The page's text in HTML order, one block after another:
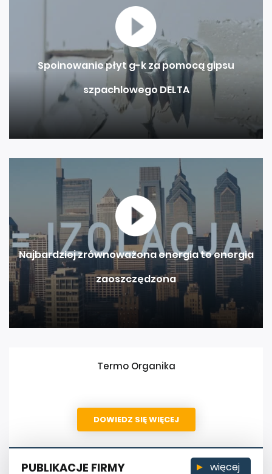
Spoinowanie płyt g-k za pomocą gipsu
szpachlowego DELTA
Najbardziej zrównoważona energia to energia
zaoszczędzona
Termo Organika
DOWIEDZ SIĘ WIĘCEJ
PUBLIKACJE FIRMY więcej